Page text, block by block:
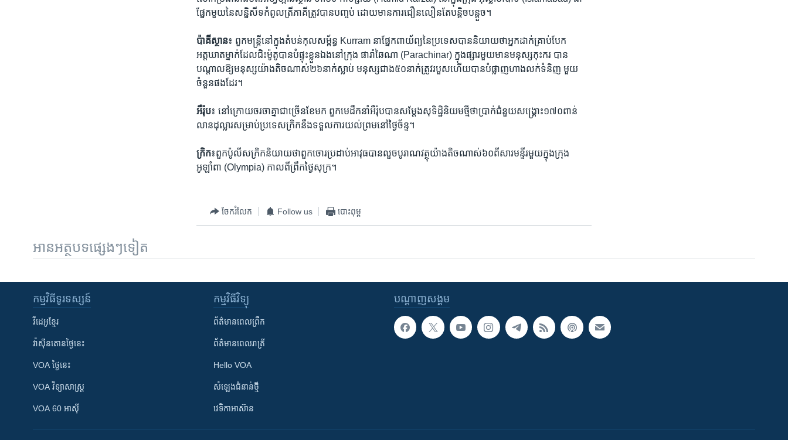
ផ្នែក​មួយ​នៃ​សន្និសីទ​កំពូលត្រីភាគី​ត្រូវបាន​បញ្ចប់ ដោយ​មាន​ការ​ជឿន​លឿន​តែ​បន្តិច​បន្តួច។
ប៉ាគស្ថាន៖ ពួក​មន្ត្រី​នៅ​ក្នុង​តំបន់​កុលសម្ព័ន្ធ​ Kurram ​នា​ផ្នែក​ពាយ័ព្យ​នៃ​ប្រទេស​បាន​និយាយ​ថា​អ្នក​ដាក់​គ្រាប់​បែក​
អត្តឃាត​ម្នាក់​ដែល​ជិះ​ម៉ូតូ​បាន​បំផ្ទុះ​ខ្លួន​ឯង​នៅ​ក្រុង​ ផារ៉ាឆៃណា (Parachinar) ​ក្នុង​ផ្សារ​មួយ​មាន​មនុស្ស​កុះករ បាន​
បណ្តាល​ឱ្យ​មនុស្ស​យ៉ាង​តិច​ណាស់​២៦​នាក់​ស្លាប់ មនុស្ស​ជាង​៥០​នាក់​ត្រូវ​របួស​ហើយ​បាន​បំផ្លាញ​ហាង​លក់​ទំនិញ ​មួយ​
ចំនួន​ផង​ដែរ។
អឺរ៉ុប៖ នៅ​ក្រោយ​ចរចា​គ្នា​ជា​ច្រើន​ខែ​មក​ ពួក​មេដឹកនាំ​អឺរ៉ុប​បាន​សម្តែង​សុទិដ្ឋិនិយម​ថ្មី​ថា​ប្រាក់​ជំនួយ​សង្គ្រោះ​១៧០​ពាន់​
លាន​ដុល្លារ​សម្រាប់​ប្រទេស​ក្រិក​នឹង​ទទួល​ការ​យល់​ព្រម​នៅ​ថ្ងៃ​ច័ន្ទ។
កិ្រក៖ពួក​ប៉ូលីស​ក្រិក​និយាយ​ថា​ពួក​ចោរ​ប្រដាប់​អាវុធ​បាន​លួច​បូរាណ​វត្ថុ​យ៉ាង​តិច​ណាស់​៦០​ពី​សារ​មន្ទីរ​មួយ​ក្នុង​ក្រុង
អូឡាំពា (Olympia) កាល​ពី​ព្រឹក​ថ្ងៃ​សុក្រ។
ចែករំលែក Follow us បោះពុម្ព
អានអត្ថបទផ្សេងៗទៀត
បណ្តាញ​សង្គម
កម្មវិធី​ទូរទស្សន៍
វីដេអូ​ខ្មែរ
វ៉ាស៊ីនតោន​ថ្ងៃ​នេះ
VOA ថ្ងៃនេះ
VOA ​វិទ្យាសាស្ត្រ
VOA 60 អាស៊ី
កម្មវិធី​វិទ្យុ
ព័ត៌មាន​ពេល​ព្រឹក
ព័ត៌មាន​​ពេល​រាត្រី
Hello VOA
សំឡេង​ជំនាន់​ថ្មី
វេទិកា​អាស៊ាន